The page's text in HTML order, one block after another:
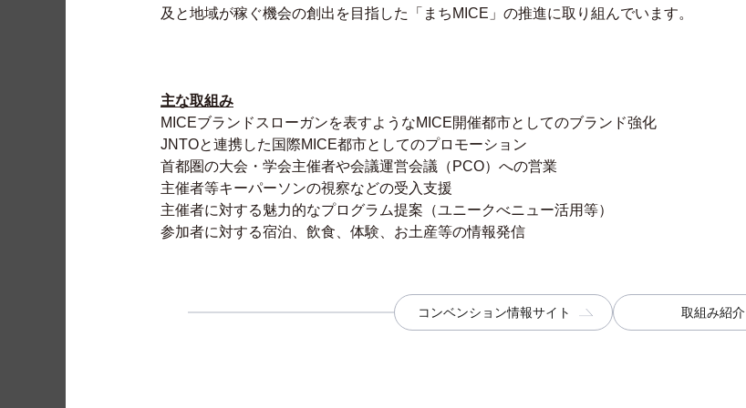
及と地域が稼ぐ機会の創出を目指した「まちMICE」の推進に取り組んでいます。
主な取組み
MICEブランドスローガンを表すようなMICE開催都市としてのブランド強化
JNTOと連携した国際MICE都市としてのプロモーション
首都圏の大会・学会主催者や会議運営会議（PCO）への営業
主催者等キーパーソンの視察などの受入支援
主催者に対する魅力的なプログラム提案（ユニークべニュー活用等）
参加者に対する宿泊、飲食、体験、お土産等の情報発信
コンベンション情報サイト 取組み紹介